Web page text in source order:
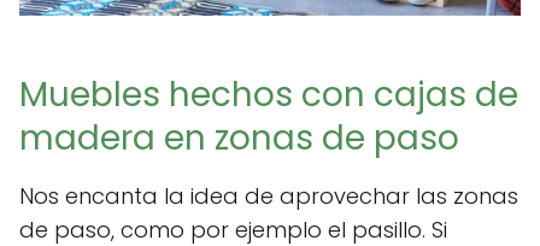
Muebles hechos con cajas de
madera en zonas de paso
Nos encanta la idea de aprovechar las zonas
de paso, como por ejemplo el pasillo. Si